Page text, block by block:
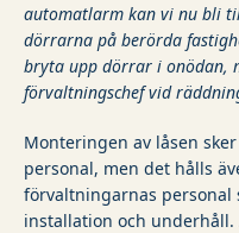
automatlarm kan vi nu bli
dörrarna på berörda
bryta upp dörrar i onödan,
förvaltningschef vid
Monteringen av låsen
personal, men det hålls
förvaltningarnas personal
installation och